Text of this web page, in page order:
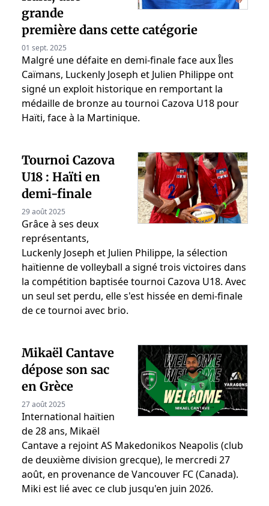
grande
première dans cette catégorie
01 sept. 2025
Malgré une défaite en demi-finale face aux Îles
Caïmans, Luckenly Joseph et Julien Philippe ont
signé un exploit historique en remportant la
médaille de bronze au tournoi Cazova U18 pour
Haïti, face à la Martinique.
Tournoi Cazova
U18 : Haïti en
demi-finale
29 août 2025
Grâce à ses deux
représentants,
Luckenly Joseph et Julien Philippe, la sélection
haïtienne de volleyball a signé trois victoires dans
la compétition baptisée tournoi Cazova U18. Avec
un seul set perdu, elle s'est hissée en demi-finale
de ce tournoi avec brio.
Mikaël Cantave
dépose son sac
en Grèce
27 août 2025
International haïtien
de 28 ans, Mikaël
Cantave a rejoint AS Makedonikos Neapolis (club
de deuxième division grecque), le mercredi 27
août, en provenance de Vancouver FC (Canada).
Miki est lié avec ce club jusqu'en juin 2026.